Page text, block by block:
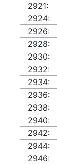
2921:
2924:
2926:
2928:
2930:
2932:
2934:
2936:
2938:
2940:
2942:
2944:
2946: